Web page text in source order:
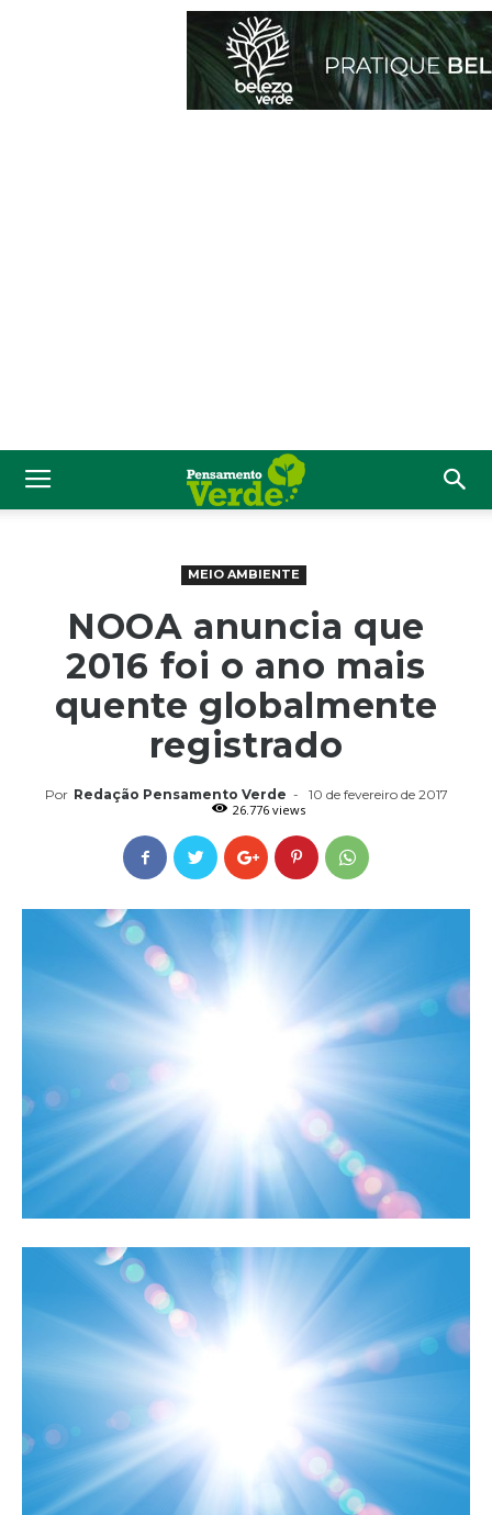
MEIO AMBIENTE
NOOA anuncia que
2016 foi o ano mais
quente globalmente
registrado
Por Redação Pensamento Verde -
10 de fevereiro de 2017
26.776 views